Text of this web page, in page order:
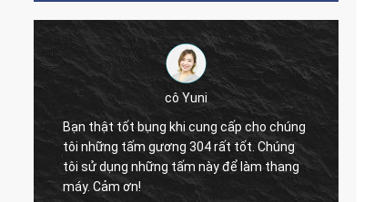
cô Yuni
Bạn thật tốt bụng khi cung cấp cho chúng
tôi những tấm gương 304 rất tốt. Chúng
tôi sử dụng những tấm này để làm thang
máy. Cảm ơn!